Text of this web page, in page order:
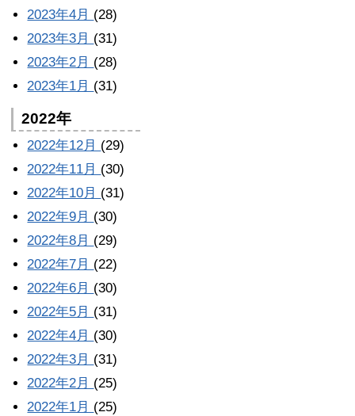
2023年4月 (28)
2023年3月 (31)
2023年2月 (28)
2023年1月 (31)
2022年
2022年12月 (29)
2022年11月 (30)
2022年10月 (31)
2022年9月 (30)
2022年8月 (29)
2022年7月 (22)
2022年6月 (30)
2022年5月 (31)
2022年4月 (30)
2022年3月 (31)
2022年2月 (25)
2022年1月 (25)